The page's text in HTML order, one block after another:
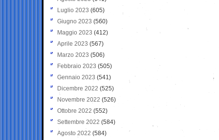
Luglio 2023 (605)
Giugno 2023 (560)
Maggio 2023 (412)
Aprile 2023 (567)
Marzo 2023 (506)
Febbraio 2023 (505)
Gennaio 2023 (541)
Dicembre 2022 (525)
Novembre 2022 (526)
Ottobre 2022 (552)
Settembre 2022 (584)
Agosto 2022 (584)